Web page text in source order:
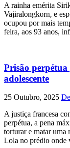
A rainha emérita
Vajiralongkorn, e
ocupou por mais
feira, aos 93 anos,
Prisão
adolescente
25 Outubro, 2025
A justiça francesa
perpétua, a pena
torturar e matar uma
Lola no prédio onde